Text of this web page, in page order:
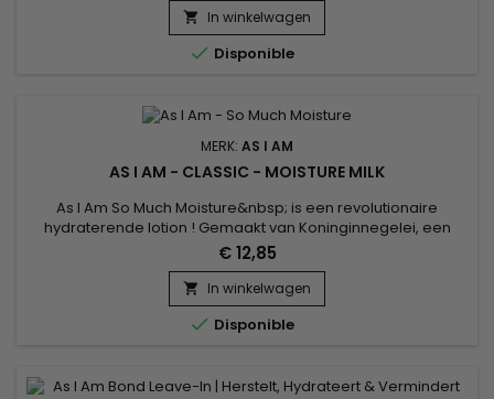
natuurlijke ingrediënten waar je haar dol op is en geen van
de ingrediënten die dat niet is.
 In winkelwagen
 Disponible
MERK: AS I AM
AS I AM - CLASSIC - MOISTURE MILK
As I Am So Much Moisture&nbsp; is een revolutionaire
hydraterende lotion ! Gemaakt van Koninginnegelei, een
natuurlijke substantie verzameld uit bijen, bekend om het
hydraterende haar en de hoofdhuid te verjongen.&nbsp;
Nooit meer opstandig, saai en ongedefinieerd haar ! met So
Much Moisture lotion zal je haar zacht en handelbaar zijn
!&nbsp; 237ml
€ 12,85
 In winkelwagen
 Disponible